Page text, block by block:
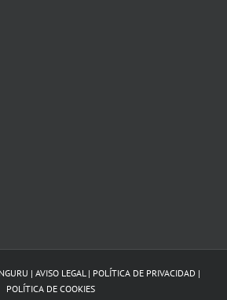
|AVISO LEGAL | POLÍTICA DE PRIVACIDAD |
POLÍTICA DE COOKIES